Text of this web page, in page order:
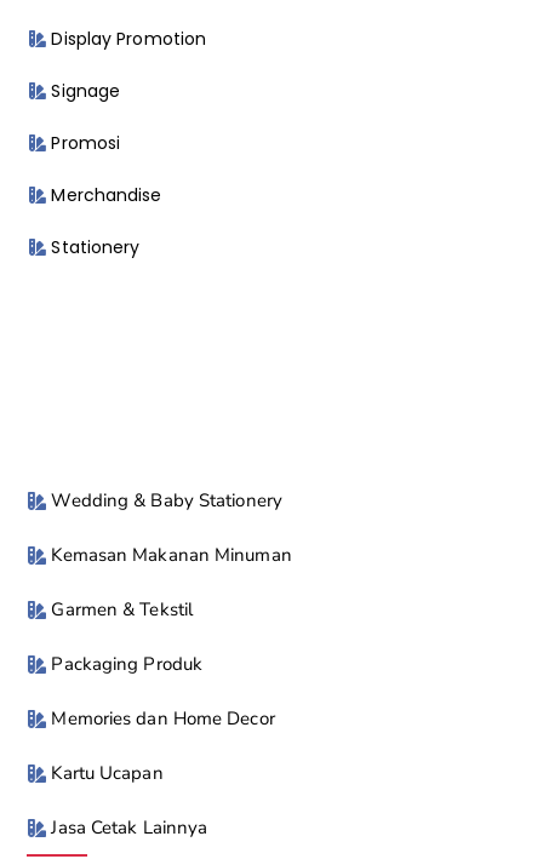
Display Promotion
Signage
Promosi
Merchandise
Stationery
Wedding & Baby Stationery
Kemasan Makanan Minuman
Garmen & Tekstil
Packaging Produk
Memories dan Home Decor
Kartu Ucapan
Jasa Cetak Lainnya